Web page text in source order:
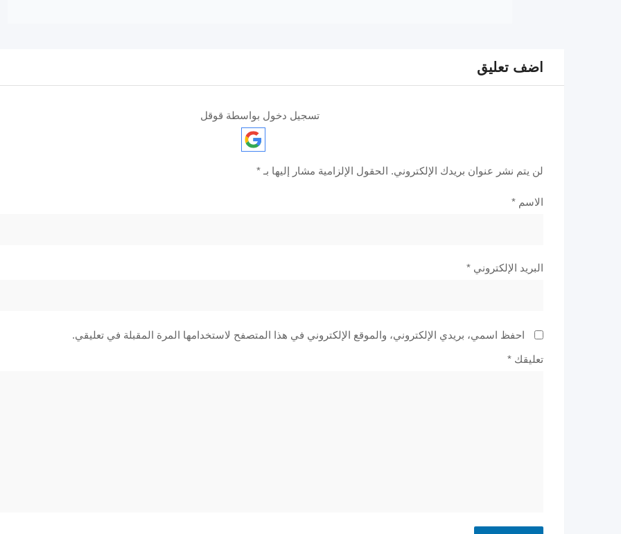
اضف تعليق
تسجيل دخول بواسطة قوقل
لن يتم نشر عنوان بريدك الإلكتروني. الحقول الإلزامية مشار إليها بـ *
الاسم *
البريد الإلكتروني *
احفظ اسمي، بريدي الإلكتروني، والموقع الإلكتروني في هذا المتصفح لاستخدامها المرة المقبلة في تعليقي.
تعليقك *